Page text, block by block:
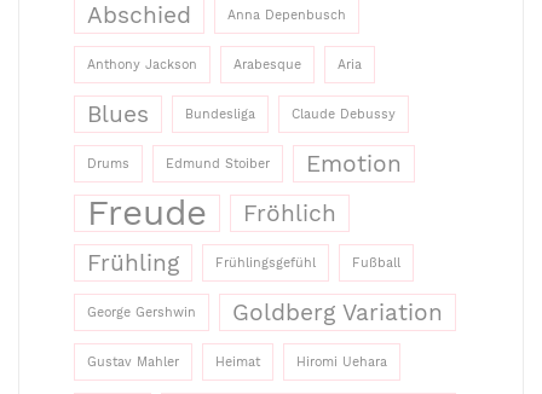
Abschied Anna Depenbusch
Anthony Jackson Arabesque Aria
Blues Bundesliga Claude Debussy
Drums Edmund Stoiber Emotion
Freude
Fröhlich
Frühling
Frühlingsgefühl Fußball
George Gershwin Goldberg Variation
Gustav Mahler Heimat Hiromi Uehara